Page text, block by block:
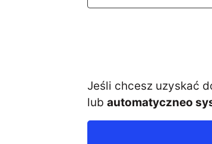
Jeśli chcesz uzyskać
lub automatyczneo